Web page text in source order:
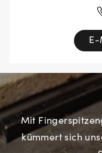
E-
Mit
kümmert sich